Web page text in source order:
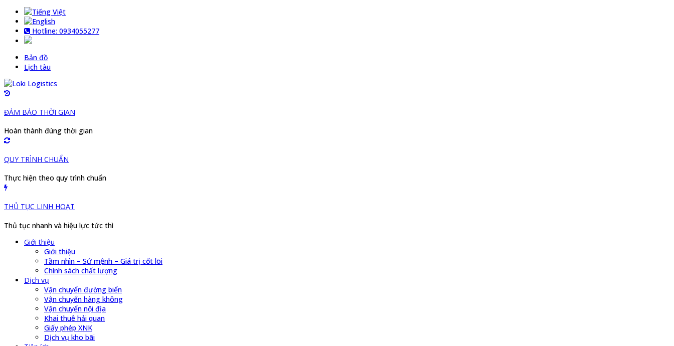
Hotline: 0934055277
Bản đồ
Lịch tàu
ĐẢM BẢO THỜI GIAN
Hoàn thành đúng thời gian
QUY TRÌNH CHUẨN
Thực hiện theo quy trình chuẩn
THỦ TỤC LINH HOẠT
Thủ tục nhanh và hiệu lực tức thì
Giới thiệu
Giới thiệu
Tầm nhìn – Sứ mệnh – Giá trị cốt lõi
Chính sách chất lượng
Dịch vụ
Vận chuyển đường biển
Vận chuyển hàng không
Vận chuyển nội địa
Khai thuê hải quan
Giấy phép XNK
Dịch vụ kho bãi